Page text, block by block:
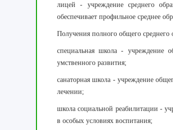
лицей - учреждение среднего
обеспечивает профильное среднее
Получения полного общего среднего
специальная школа - учреждение
умственного развития;
санаторная школа - учреждение
лечении;
школа социальной реабилитации -
в особых условиях воспитания;